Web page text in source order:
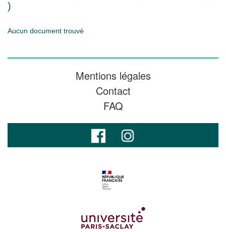
)
Aucun document trouvé
Mentions légales
Contact
FAQ